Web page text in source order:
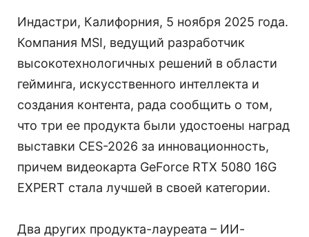
Индастри, Калифорния, 5 ноября 2025 года.
Компания MSI, ведущий разработчик
высокотехнологичных решений в области
гейминга, искусственного интеллекта и
создания контента, рада сообщить о том,
что три ее продукта были удостоены наград
выставки CES-2026 за инновационность,
причем видеокарта GeForce RTX 5080 16G
EXPERT стала лучшей в своей категории.
Два других продукта-лауреата – ИИ-